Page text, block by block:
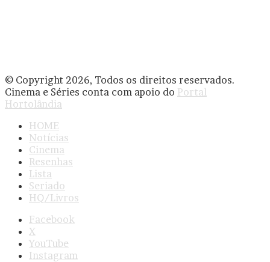
© Copyright 2026, Todos os direitos reservados.
Cinema e Séries conta com apoio do Portal
Hortolândia
HOME
Notícias
Cinema
Resenhas
Lista
Seriado
HQ/Livros
Facebook
X
YouTube
Instagram